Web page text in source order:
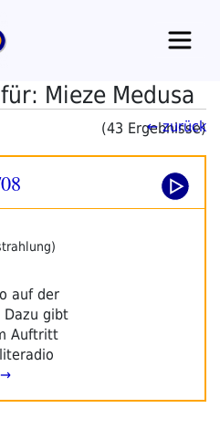
Mieze Medusa
(43 Ergebnisse)
← zurück
auf der
Dazu gibt
Auftritt